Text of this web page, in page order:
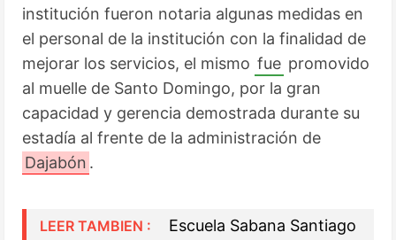
institución fueron notaria algunas medidas en
el personal de la institución con la finalidad de
mejorar los servicios, el mismo fue promovido
al muelle de Santo Domingo, por la gran
capacidad y gerencia demostrada durante su
Dajabón .
LEER TAMBIEN :
   Escuela Sabana Santiago